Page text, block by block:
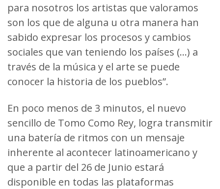
para nosotros los artistas que valoramos
son los que de alguna u otra manera han
sabido expresar los procesos y cambios
sociales que van teniendo los países (…) a
través de la música y el arte se puede
conocer la historia de los pueblos”.
En poco menos de 3 minutos, el nuevo
sencillo de Tomo Como Rey, logra transmitir
una batería de ritmos con un mensaje
inherente al acontecer latinoamericano y
que a partir del 26 de Junio estará
disponible en todas las plataformas